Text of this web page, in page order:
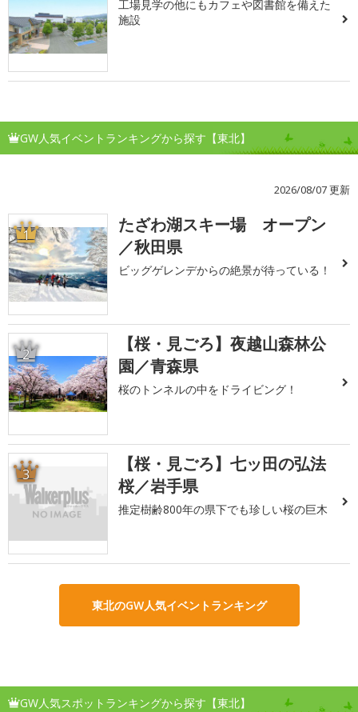
工場見学の他にもカフェや図書館を備えた
施設
GW人気イベントランキングから探す【東北】
2026/08/07 更新
1
たざわ湖スキー場 オープン
／秋田県
ビッグゲレンデからの絶景が待っている！
2
【桜・見ごろ】夜越山森林公
園／青森県
桜のトンネルの中をドライビング！
3
【桜・見ごろ】七ッ田の弘法
桜／岩手県
推定樹齢800年の県下でも珍しい桜の巨木
東北のGW人気イベントランキング
GW人気スポットランキングから探す【東北】